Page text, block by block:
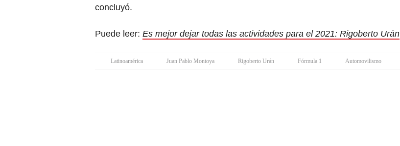
concluyó.
Puede leer: Es mejor dejar todas las actividades para el 2021: Rigoberto Urán
Latinoamérica Juan Pablo Montoya Rigoberto Urán Fórmula 1 Automovilismo